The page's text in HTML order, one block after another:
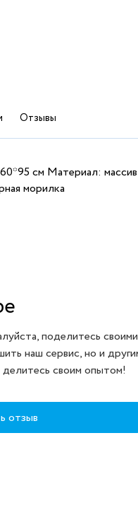
Отзывы
см Материал:
морилка
поделитесь
наш сервис, но и
своим опытом!
отзыв